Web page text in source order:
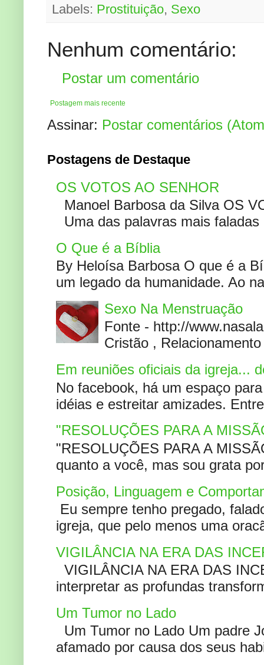
Labels: Prostituição, Sexo
Nenhum comentário:
Postar um comentário
Postagem mais recente
Assinar: Postar comentários
Postagens de Destaque
OS VOTOS AO SENHOR
Manoel Barbosa da Silva OS
Uma das palavras mais
O Que é a Bíblia
By Heloísa Barbosa O que é a
um legado da humanidade. Ao
Sexo Na Menstruação
Fonte - http://
Cristão ,
Em reuniões oficiais da igreja...
No facebook, há um espaço
idéias e estreitar amizades.
"RESOLUÇÕES PARA A
"RESOLUÇÕES PARA A
quanto a você, mas sou grata
Posição, Linguagem e
Eu sempre tenho pregado,
igreja, que pelo menos uma
VIGILÂNCIA NA ERA DAS
VIGILÂNCIA NA ERA DAS
interpretar as profundas
Um Tumor no Lado
Um Tumor no Lado Um padre
afamado por causa dos seus